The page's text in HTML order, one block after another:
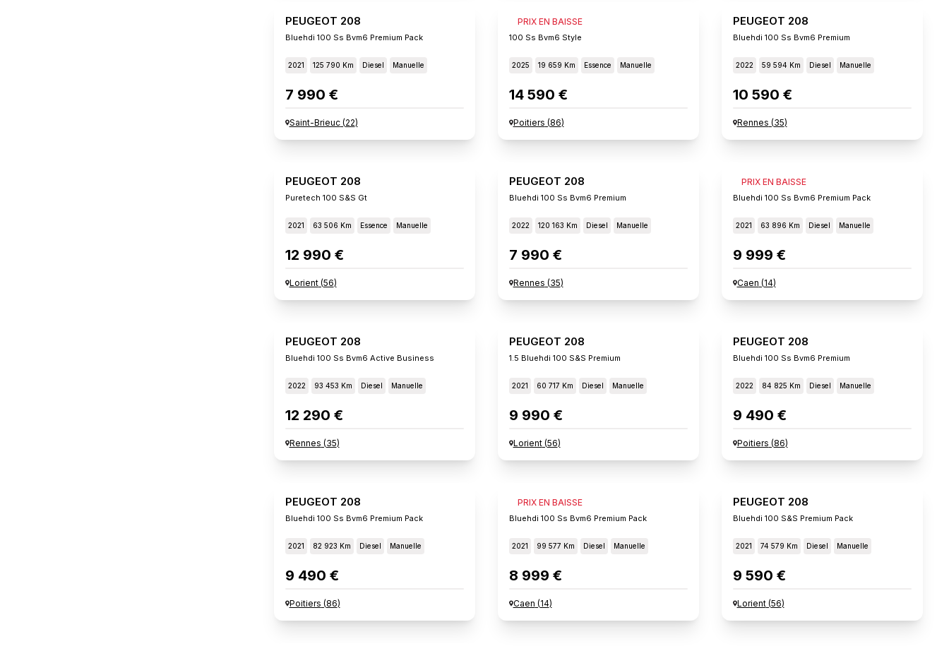
PEUGEOT 208
Bluehdi 100 Ss Bvm6 Premium Pack
2021 125 790 Km Diesel Manuelle
7 990 €
Saint-Brieuc(22)
PRIX EN BAISSE
PEUGEOT 208
100 Ss Bvm6 Style
2025 19 659 Km Essence Manuelle
14 590 €
Poitiers (86)
PEUGEOT 208
Bluehdi 100 Ss Bvm6 Premium
2022 59 594 Km Diesel Manuelle
10 590 €
Rennes (35)
PEUGEOT 208
Puretech 100 S&s Gt
2021 63 506 Km Essence Manuelle
12 990 €
Lorient(56)
PEUGEOT 208
Bluehdi 100 Ss Bvm6 Premium
2022 120 163 Km Diesel Manuelle
7 990 €
Rennes (35)
PRIX EN BAISSE
PEUGEOT 208
Bluehdi 100 Ss Bvm6 Premium Pack
2021 63 896 Km Diesel Manuelle
9 999 €
Caen (14)
PEUGEOT 208
Bluehdi 100 Ss Bvm6 Active Business
2022 93 453 Km Diesel Manuelle
12 290 €
Rennes (35)
PEUGEOT 208
1.5 Bluehdi 100 S&s Premium
2021 60 717 Km Diesel Manuelle
9 990 €
Lorient(56)
PEUGEOT 208
Bluehdi 100 Ss Bvm6 Premium
2022 84 825 Km Diesel Manuelle
9 490 €
Poitiers (86)
PEUGEOT 208
Bluehdi 100 Ss Bvm6 Premium Pack
2021 82 923 Km Diesel Manuelle
9 490 €
Poitiers (86)
PRIX EN BAISSE
PEUGEOT 208
Bluehdi 100 Ss Bvm6 Premium Pack
2021 99 577 Km Diesel Manuelle
8 999 €
Caen (14)
PEUGEOT 208
Bluehdi 100 S&s Premium Pack
2021 74 579 Km Diesel Manuelle
9 590 €
Lorient(56)